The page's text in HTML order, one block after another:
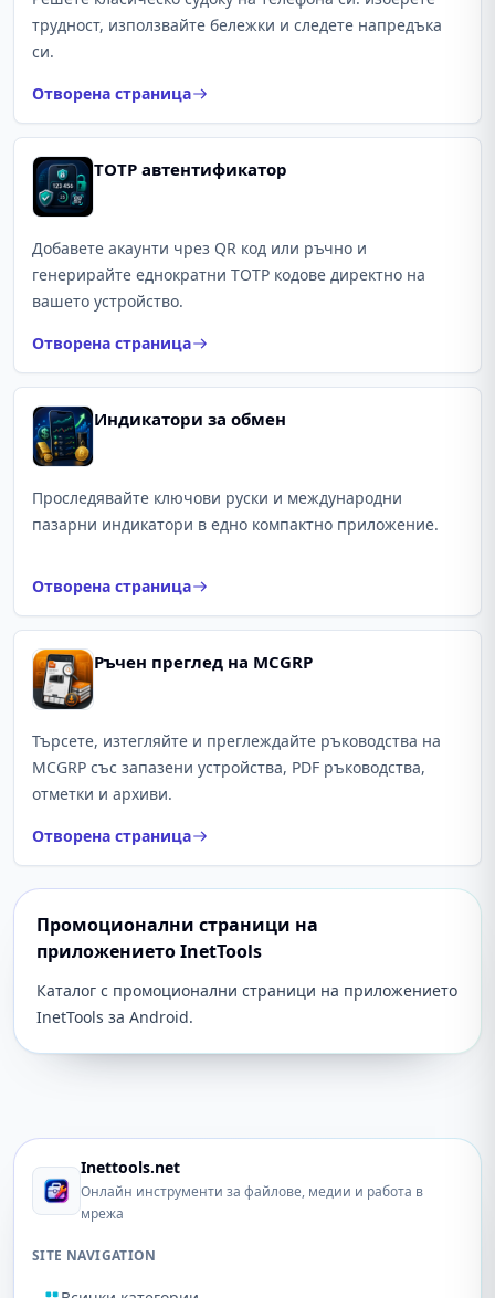
трудност, използвайте бележки и следете напредъка
си.
Отворена страница
TOTP автентификатор
Добавете акаунти чрез QR код или ръчно и
генерирайте еднократни TOTP кодове директно на
вашето устройство.
Отворена страница
Индикатори за обмен
Проследявайте ключови руски и международни
пазарни индикатори в едно компактно приложение.
Отворена страница
Ръчен преглед на MCGRP
Търсете, изтегляйте и преглеждайте ръководства на
MCGRP със запазени устройства, PDF ръководства,
отметки и архиви.
Отворена страница
Промоционални страници на
приложението InetTools
Каталог с промоционални страници на приложението
InetTools за Android.
Inettools.net
Онлайн инструменти за файлове, медии и работа в
мрежа
SITE NAVIGATION